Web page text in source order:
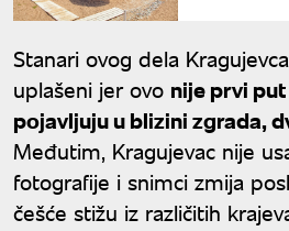
Stanari ovog dela
uplašeni jer ovo nije prvi
pojavljuju u blizini zgrada,
Međutim, Kragujevac nije
fotografije i snimci zmija
češće stižu iz različitih